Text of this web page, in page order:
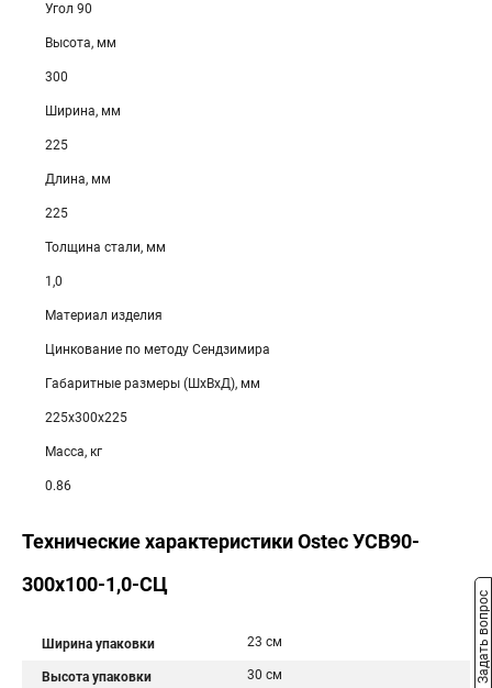
Угол 90
Высота, мм
300
Ширина, мм
225
Длина, мм
225
Толщина стали, мм
1,0
Материал изделия
Цинкование по методу Сендзимира
Габаритные размеры (ШхВхД), мм
225х300х225
Масса, кг
0.86
Технические характеристики Ostec УСВ90-
300х100-1,0-СЦ
Ширина упаковки 23 см
Высота упаковки 30 см Задать вопрос